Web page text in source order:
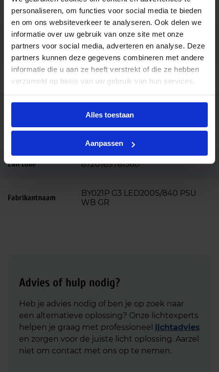
personaliseren, om functies voor social media te bieden
en om ons websiteverkeer te analyseren. Ook delen we
informatie over uw gebruik van onze site met onze
partners voor social media, adverteren en analyse. Deze
partners kunnen deze gegevens combineren met andere
informatie die u aan ze heeft verstrekt of die ze hebben
verzameld op basis van uw gebruik van hun services.
Alles toestaan
Aanpassen
Kleur Grijs
Aansluiting
Kabel 300mm met connector 3-
polig
Philips
Garantie
Code
Ean code 8720169761360
Fabrikantnaam
BY021P G3 LED200S/840 PSU
WB GR
Advies of hulp nodig?
Heb je advies nodig of ben je op zoek naar
een alternatieve oplossing? Onze lichtexperts
helpen je graag met professioneel lichtadvies
en zorgen voor de juiste licht oplossing. Aarzel
niet om contact met ons op te nemen.